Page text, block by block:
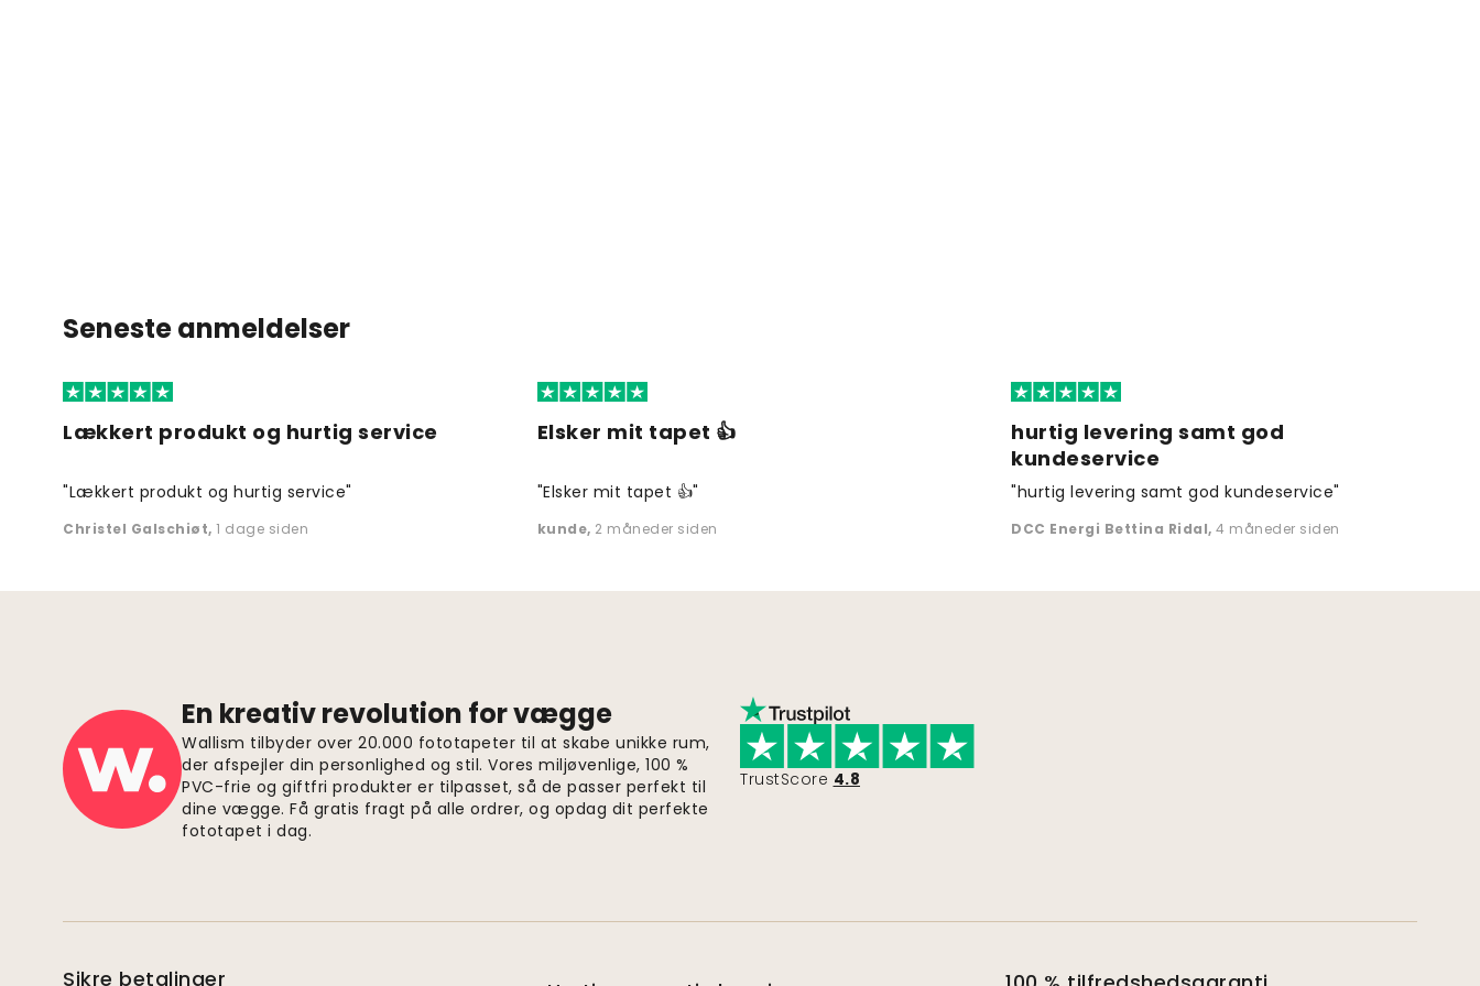
Seneste anmeldelser
Lækkert produkt og hurtig service
"Lækkert produkt og hurtig service"
Christel Galschiøt, 1 dage siden
Elsker mit tapet 👍
"Elsker mit tapet 👍"
kunde, 2 måneder siden
hurtig levering samt god
kundeservice
"hurtig levering samt god kundeservice"
DCC Energi Bettina Ridal, 4 måneder siden
En kreativ revolution for vægge
Wallism tilbyder over 20.000 fototapeter til at skabe unikke rum,
der afspejler din personlighed og stil. Vores miljøvenlige, 100 %
PVC-frie og giftfri produkter er tilpasset, så de passer perfekt til
dine vægge. Få gratis fragt på alle ordrer, og opdag dit perfekte
fototapet i dag.
TrustScore 4.8
Sikre betalinger